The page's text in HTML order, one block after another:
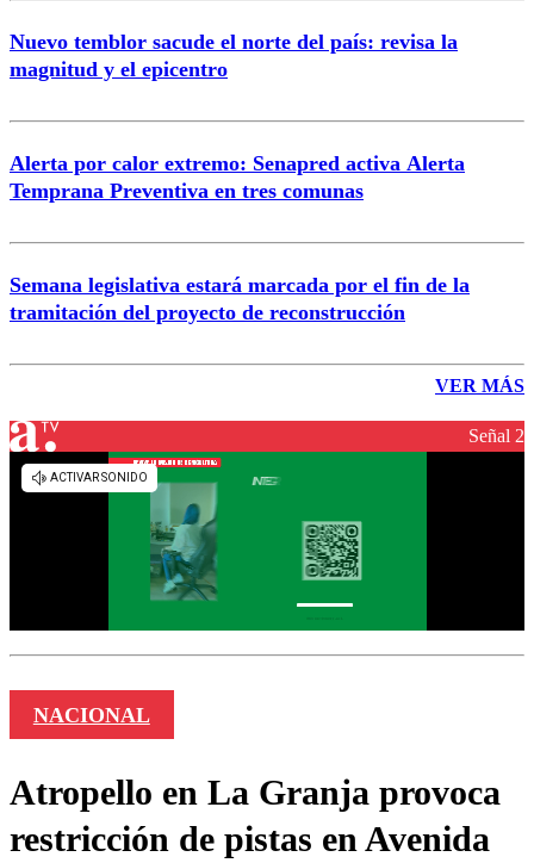
Nuevo temblor sacude el norte del país: revisa la
magnitud y el epicentro
Alerta por calor extremo: Senapred activa Alerta
Temprana Preventiva en tres comunas
Semana legislativa estará marcada por el fin de la
tramitación del proyecto de reconstrucción
VER MÁS
Señal 2
NACIONAL
Atropello en La Granja provoca
restricción de pistas en Avenida